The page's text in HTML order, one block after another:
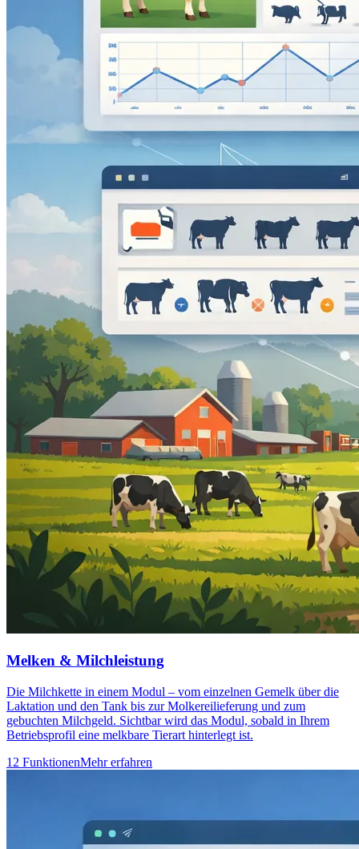
Melken & Milchleistung
Die Milchkette in einem Modul – vom einzelnen Gemelk über die
Laktation und den Tank bis zur Molkereilieferung und zum
gebuchten Milchgeld. Sichtbar wird das Modul, sobald in Ihrem
Betriebsprofil eine melkbare Tierart hinterlegt ist.
12 FunktionenMehr erfahren